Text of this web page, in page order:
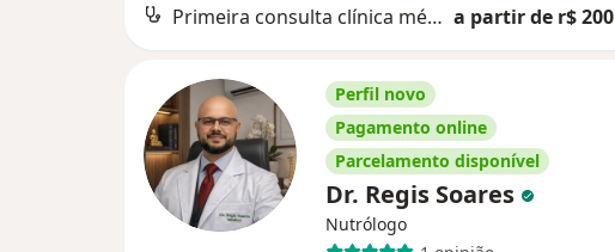
Primeira consulta clínica médica a partir de r$ 200
Perfil novo
Pagamento online
Parcelamento disponível
Dr. Regis Soares
Nutrólogo